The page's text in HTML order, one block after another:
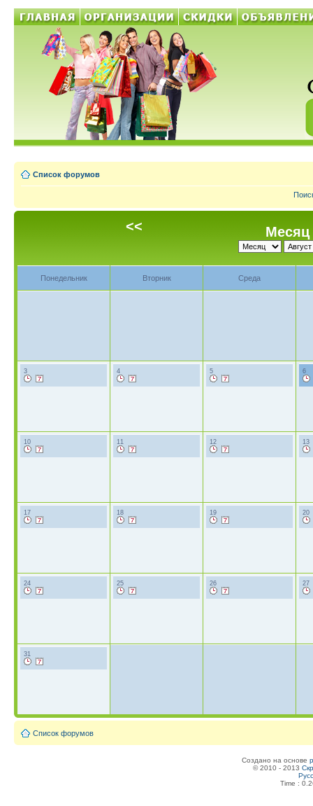
Список форумов
<< Месяц
Понедельник Вторник Среда
3 4 5 6
10 11 12 13
17 18 19 20
24 25 26 27
31
Список форумов
Создано на основе
© 2010 - 2013
Time :